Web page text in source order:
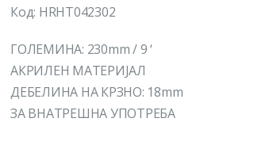
Код: HRHT042302
ГОЛЕМИНА: 230mm / 9 ‘
АКРИЛЕН МАТЕРИЈАЛ
ДЕБЕЛИНА НА КРЗНО: 18mm
ЗА ВНАТРЕШНА УПОТРЕБА